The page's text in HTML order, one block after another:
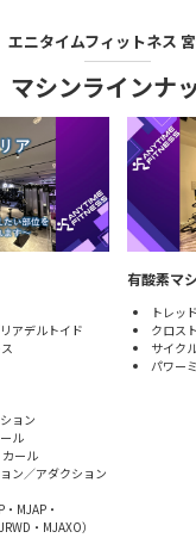
エニタイムフィットネス
マシンラインナ
アデルトイド
ョン
ル
ール
ン／アダクション
MJAP・
・MJAXO）
有酸素マ
トレッ
クロス
サイク
パワー